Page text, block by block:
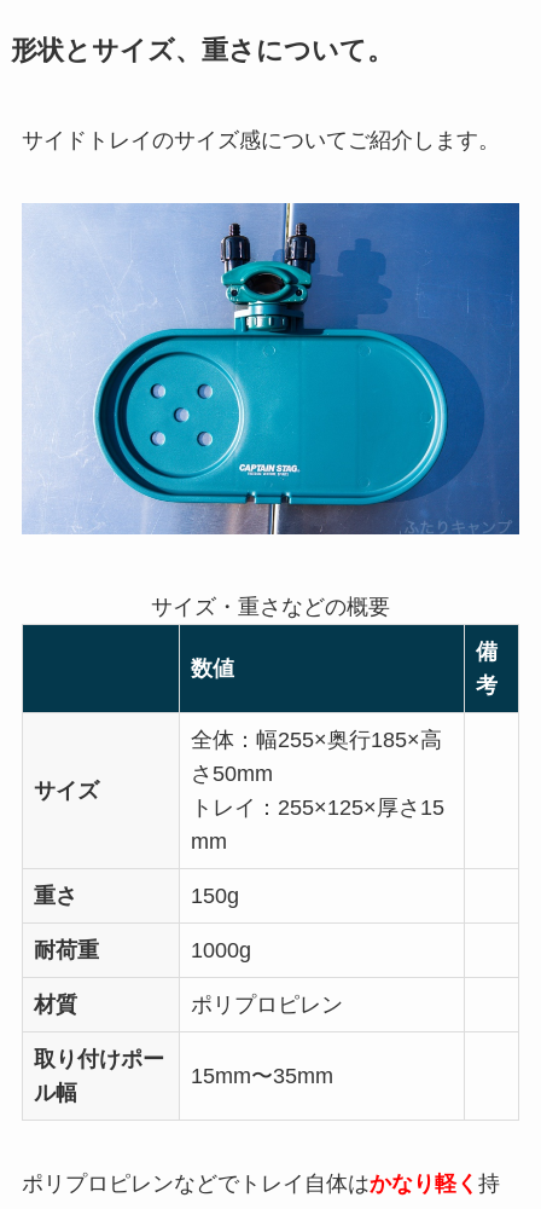
形状とサイズ、重さについて。
サイドトレイのサイズ感についてご紹介します。
サイズ・重さなどの概要
数値
備
考
サイズ
全体：幅255×奥行185×高
さ50mm
トレイ：255×125×厚さ15
mm
重さ 150g
耐荷重 1000g
材質 ポリプロピレン
取り付けポー
ル幅
15mm〜35mm
ポリプロピレンなどでトレイ自体はかなり軽く 持